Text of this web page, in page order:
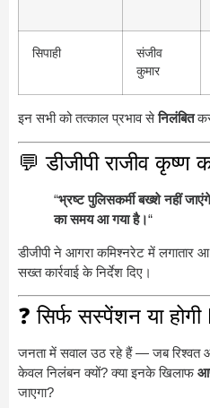
सिपाही
संजीव
कुमार
इन सभी को तत्काल प्रभाव सेनिलंबितकर
💬 डीजीपी राजीव
“भ्रष्ट पुलिसकर्मी बख्शे नहीं
का समय आ गया है।“
डीजीपी ने आगरा कमिश्नरेट में लगातार
सख्त कार्रवाई के निर्देश दिए।
❓ सिर्फ सस्पेंशन या
जनता में सवाल उठ रहे हैं — जब रिश्वत
केवल निलंबन क्यों? क्या इनके खिलाफ
जाएगा?